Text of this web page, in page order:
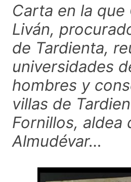
Carta en la que
Liván,
de Tardienta,
universidades
hombres y
villas de
Fornillos, aldea
Almudévar…